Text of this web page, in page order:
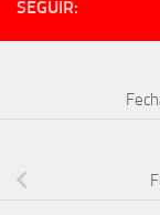
SEGUIR: